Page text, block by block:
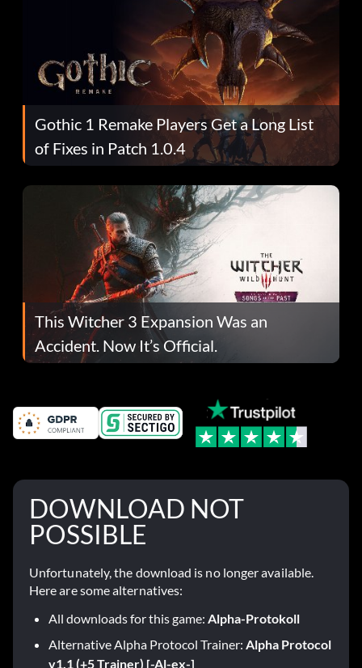
Gothic 1 Remake Players Get a Long List
of Fixes in Patch 1.0.4
This Witcher 3 Expansion Was an
Accident. Now It’s Official.
DOWNLOAD NOT
POSSIBLE
Unfortunately, the download is no longer available.
Here are some alternatives:
All downloads for this game: Alpha-Protokoll
Alternative Alpha Protocol Trainer: Alpha Protocol
v1.1 (+5 Trainer) [-Al-ex-]